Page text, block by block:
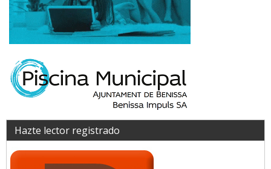
Hazte lector registrado